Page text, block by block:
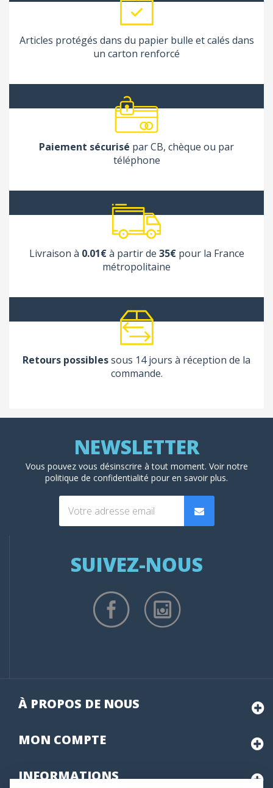
Articles protégés dans du papier bulle et calés dans
un carton renforcé
Paiement sécurisé par CB, chèque ou par
téléphone
Livraison à 0.01€à partir de 35€pour la France
métropolitaine
Retours possiblessous 14 jours à réception de la
commande.
Vous pouvez vous désinscrire à tout moment. Voir notre
politique de confidentialité pour en savoir plus.
SUIVEZ-NOUS
À PROPOS DE NOUS
MON COMPTE
INFORMATIONS